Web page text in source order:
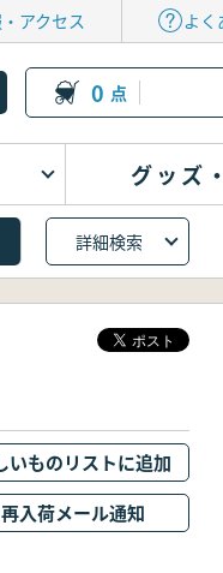
アクセス よく
0 点
グッズ
詳細検索
いものリストに追加
再入荷メール通知